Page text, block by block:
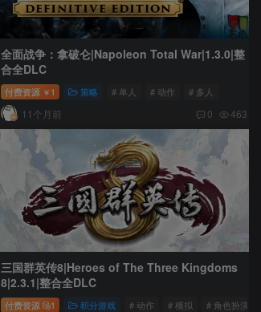
全面战争：拿破仑|Napoleon Total War|1.3.0|整
合全DLC
付费资源 ￥ 1 策略 # 单人 # 动作 # 多人
11个月前 0 463
三国群英传8|Heroes of The Three Kingdoms
8|2.3.1|整合全DLC
付费资源 1 积分游戏 # 动作 # 模拟 # 角色扮演